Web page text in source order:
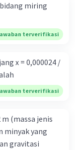
miring
terverifikasi
x = 0,000024 /
terverifikasi
(massa jenis
minyak yang
gravitasi